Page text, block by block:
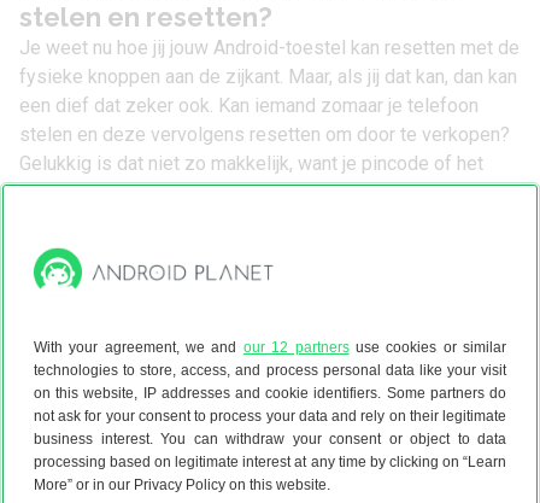
With your agreement, we and our 12 partnersuse cookies or similar
technologies to store, access, and process personal data like your visit
on this website, IP addresses and cookie identifiers. Some partners do
not ask for your consent to process your data and rely on their legitimate
business interest. You can withdraw your consent or object to data
processing based on legitimate interest at any time by clicking on “Learn
More” or in our Privacy Policy on this website.
stelen en resetten?
Je weet nu hoe jij jouw Android-toestel kan resetten met de
fysieke knoppen aan de zijkant. Maar, als jij dat kan, dan kan
een dief dat zeker ook. Kan iemand zomaar je telefoon
stelen en deze vervolgens resetten om door te verkopen?
Gelukkig is dat niet zo makkelijk, want je pincode of het
wachtwoord van je Google-account is vereist om de
Helaas gaat technologie wel verder dan het Recovery-
menu. Zo zijn technisch kundige dieven ongetwijfeld in het
te kraken zijn. Dit kan zijn om een gestolen toestel ‘als
nieuw’ te verkopen, of om toegang te krijgen tot jouw
persoonlijk gegevens.
Om te voorkomen dat jouw gegevens worden gestolen, kun